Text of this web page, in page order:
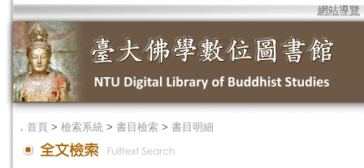
網站導覽
． 首頁 > 檢索系統 > 書目檢索 > 書目明細